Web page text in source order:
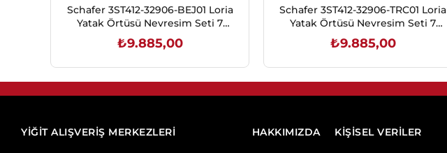
Schafer 3ST412-32906-BEJ01 Loria
Yatak Örtüsü Nevresim Seti 7
Prç.-Bej
₺9.885,00
Schafer 3ST412-32906-TRC01 Loria
Yatak Örtüsü Nevresim Seti 7
Prç.-Turuncu
₺9.885,00
YİĞİT ALIŞVERİŞ MERKEZLERİ HAKKIMIZDA KİŞİSEL VERİLER